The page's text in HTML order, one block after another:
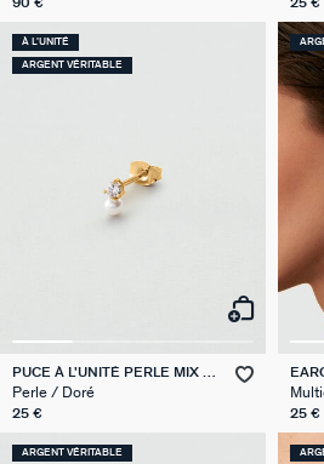
90 € 25 €
À L'UNITÉ
ARGENT VÉRITABLE
PUCE À L'UNITÉ PERLE MIX &
MATCH
Perle / Doré
25 € 25 €
ARGENT VÉRITABLE